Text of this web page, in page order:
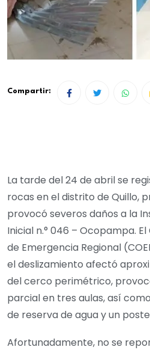
Compartir:
La tarde del 24 de abril se
rocas en el distrito de Quillo,
provocó severos daños a la
Inicial n.° 046 – Ocopampa.
de Emergencia Regional
el deslizamiento afectó
del cerco perimétrico,
parcial en tres aulas, así
de reserva de agua y un
Afortunadamente, no se